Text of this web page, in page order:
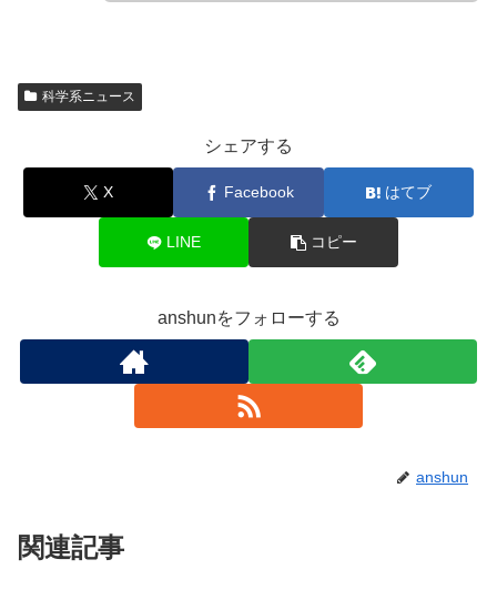
科学系ニュース
シェアする
X Facebook はてブ
LINE コピー
anshunをフォローする
anshun
関連記事